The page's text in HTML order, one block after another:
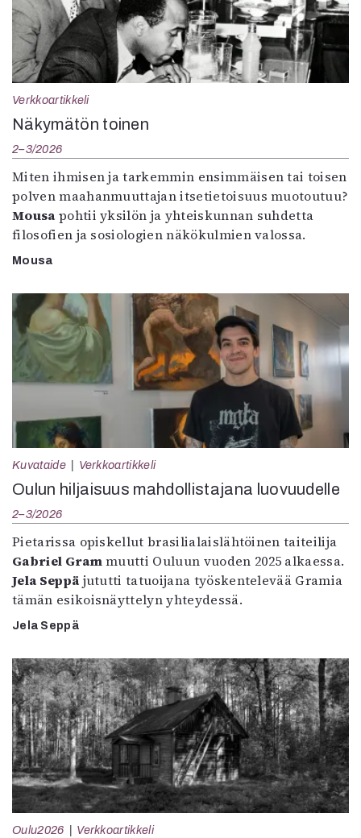
Verkkoartikkeli
Näkymätön toinen
2–3/2026
Miten ihmisen ja tarkemmin ensimmäisen tai toisen
polven maahanmuuttajan itsetietoisuus muotoutuu?
Mousa pohtii yksilön ja yhteiskunnan suhdetta
filosofien ja sosiologien näkökulmien valossa.
Mousa
Kuvataide Verkkoartikkeli
Oulun hiljaisuus mahdollistajana luovuudelle
2–3/2026
Pietarissa opiskellut brasilialaislähtöinen taiteilija
Gabriel Grammuutti Ouluun vuoden 2025 alkaessa.
Jela Seppä jututti tatuoijana työskentelevää Gramia
tämän esikoisnäyttelyn yhteydessä.
Jela Seppä
Oulu2026 Verkkoartikkeli